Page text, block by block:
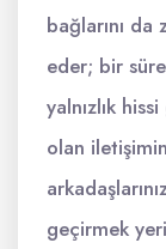
bağlarını da
eder; bir
yalnızlık
olan
geçirmek